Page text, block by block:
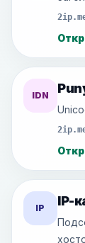
IDN
IP IP-